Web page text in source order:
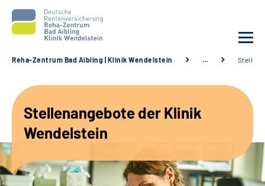
Unsere Angebote
Karriere
Reha-Zentrum Bad Aibling | Klinik Wendelstein …
Stellenangebote der Klinik
Wendelstein